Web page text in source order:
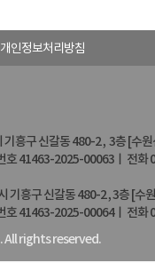
개인정보처리방침
기흥구 신갈동 480-2 , 3층 [수
호 41463-2025-00063ㅣ 전화
기흥구 신갈동 480-2 , 3층 [수
호 41463-2025-00064ㅣ 전화
All rights reserved.